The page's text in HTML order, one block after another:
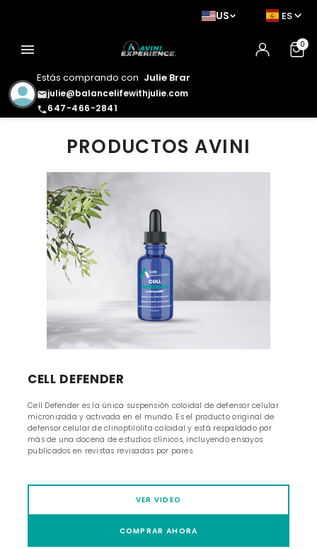
Estás comprando con Julie Brar
emailjulie@balancelifewithjulie.com
phone647-466-2841
US ES
menu 0
PRODUCTOS AVINI
CELL DEFENDER
Cell Defender es la única suspensión coloidal de defensor celular
micronizada y activada en el mundo. Es el producto original de
defensor celular de clinoptilolita coloidal y está respaldado por
más de una docena de estudios clínicos, incluyendo ensayos
publicados en revistas revisadas por pares.
VER VIDEO
COMPRAR AHORA